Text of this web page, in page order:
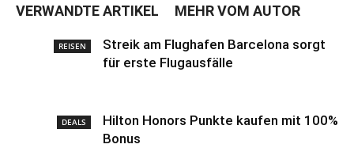
VERWANDTE ARTIKEL MEHR VOM AUTOR
REISEN
Streik am Flughafen Barcelona sorgt
für erste Flugausfälle
DEALS
Hilton Honors Punkte kaufen mit 100%
Bonus